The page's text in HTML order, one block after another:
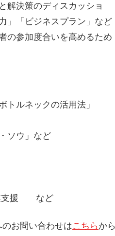
解決策のディスカッショ
」「ビジネスプラン」など
の参加度合いを高めるため
ルネックの活用法」
ソウ」など
業支援 など
のお問い合わせはこちら から